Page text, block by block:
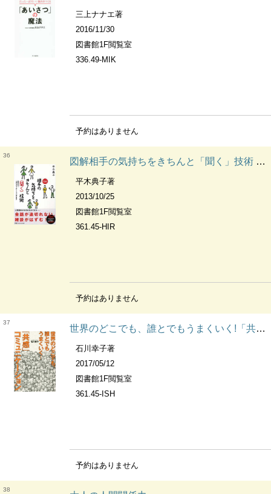
三上ナナエ著
2016/11/30
図書館1F閲覧室
336.49-MIK
予約はありません
36
図解相手の気持ちをきちんと「聞く」技術 会話が続く、上手なコミュニケーションができる!
平木典子著
2013/10/25
図書館1F閲覧室
361.45-HIR
予約はありません
37
世界のどこでも、誰とでもうまくいく!「共感」コミュニケーション
石川幸子著
2017/05/12
図書館1F閲覧室
361.45-ISH
予約はありません
38